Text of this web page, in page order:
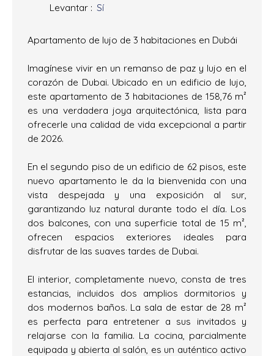
Levantar : Sí
Apartamento de lujo de 3 habitaciones en Dubái
Imagínese vivir en un remanso de paz y lujo en el
corazón de Dubai. Ubicado en un edificio de lujo,
este apartamento de 3 habitaciones de 158,76 m²
es una verdadera joya arquitectónica, lista para
ofrecerle una calidad de vida excepcional a partir
de 2026.
En el segundo piso de un edificio de 62 pisos, este
nuevo apartamento le da la bienvenida con una
vista despejada y una exposición al sur,
garantizando luz natural durante todo el día. Los
dos balcones, con una superficie total de 15 m²,
ofrecen espacios exteriores ideales para
disfrutar de las suaves tardes de Dubai.
El interior, completamente nuevo, consta de tres
estancias, incluidos dos amplios dormitorios y
dos modernos baños. La sala de estar de 28 m²
es perfecta para entretener a sus invitados y
relajarse con la familia. La cocina, parcialmente
equipada y abierta al salón, es un auténtico activo